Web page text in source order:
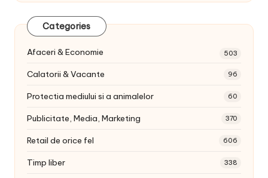
Categories
Afaceri & Economie 503
Calatorii & Vacante 96
Protectia mediului si a animalelor 60
Publicitate, Media, Marketing 370
Retail de orice fel 606
Timp liber 338